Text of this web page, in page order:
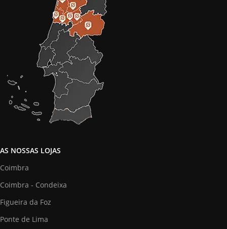
AS NOSSAS LOJAS
Coimbra
Coimbra - Condeixa
Figueira da Foz
Ponte de Lima